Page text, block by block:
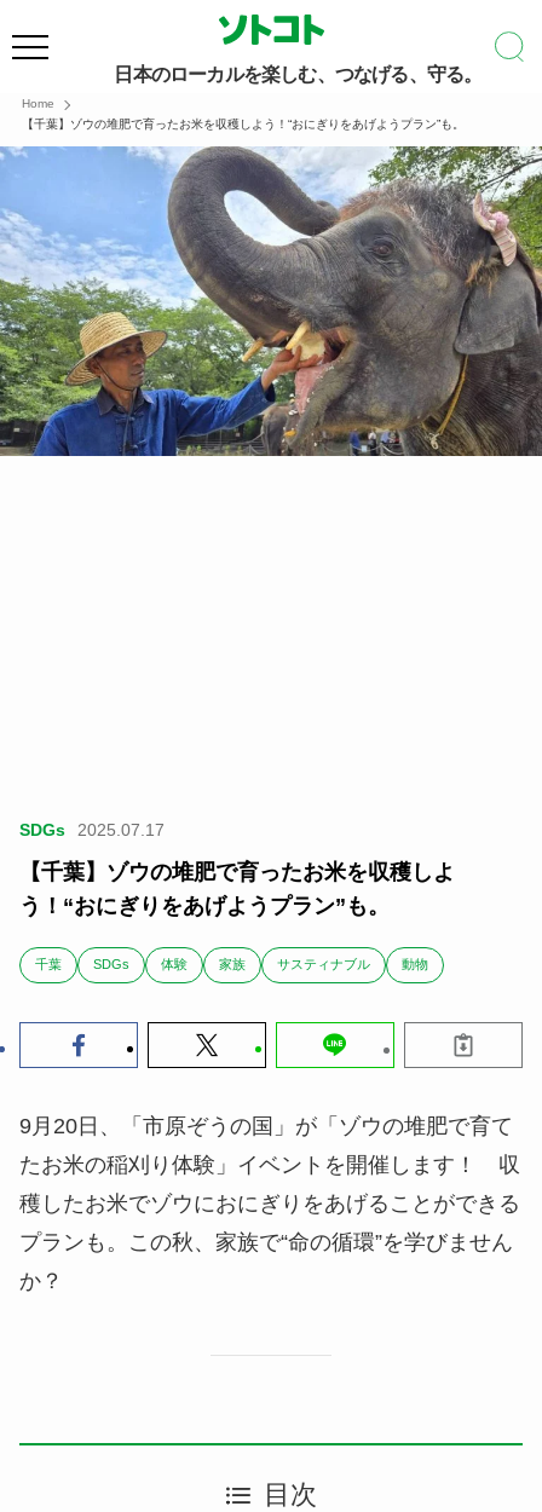
日本のローカルを楽しむ、つなげる、守る。
Home
【千葉】ゾウの堆肥で育ったお米を収穫しよう！“おにぎりをあげようプラン”も。
SDGs 2025.07.17
【千葉】ゾウの堆肥で育ったお米を収穫しよ
う！“おにぎりをあげようプラン”も。
千葉 SDGs 体験 家族 サスティナブル 動物
9月20日、「市原ぞうの国」が「ゾウの堆肥で育て
たお米の稲刈り体験」イベントを開催します！ 収
穫したお米でゾウにおにぎりをあげることができる
プランも。この秋、家族で“命の循環”を学びません
か？
目次